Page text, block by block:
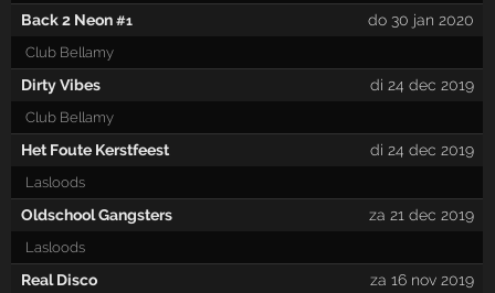
Back 2 Neon #1 do 30 jan 2020
Club Bellamy
Dirty Vibes di 24 dec 2019
Club Bellamy
Het Foute Kerstfeest di 24 dec 2019
Lasloods
Oldschool Gangsters za 21 dec 2019
Lasloods
Real Disco za 16 nov 2019